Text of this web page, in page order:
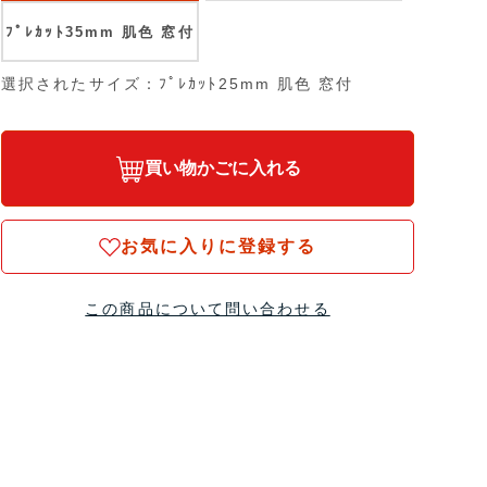
ﾌﾟﾚｶｯﾄ35mm 肌色 窓付
選択されたサイズ：ﾌﾟﾚｶｯﾄ25mm 肌色 窓付
買い物かごに入れる
お気に入りに登録する
この商品について問い合わせる